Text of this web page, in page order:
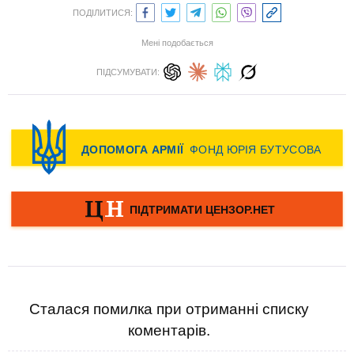
ПОДІЛИТИСЯ:
Мені подобається
ПІДСУМУВАТИ:
Сталася помилка при отриманні списку
коментарів.